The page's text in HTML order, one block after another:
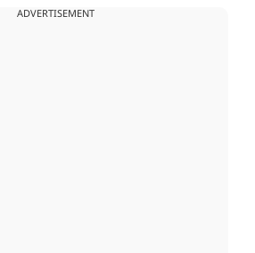
ADVERTISEMENT